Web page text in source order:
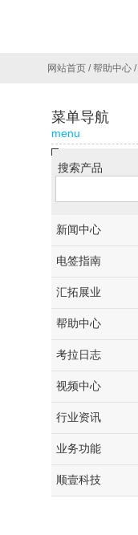
网站首页 /帮助中心 /
菜单导航
menu
搜索产品
新闻中心
电签指南
汇拓展业
帮助中心
考拉日志
视频中心
行业资讯
业务功能
顺壹科技